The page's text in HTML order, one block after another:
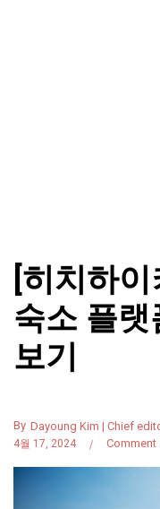
[히치하
숙소 플
보기
By Dayoung Kim | Chief
4월 17, 2024
Comment